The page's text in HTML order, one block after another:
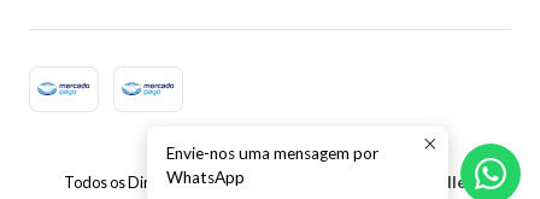
2026 Earty Digital.
Todos os Direitos Reservados.
Com tecnologia Jumpseller .
Envie-nos uma mensagem por
WhatsApp